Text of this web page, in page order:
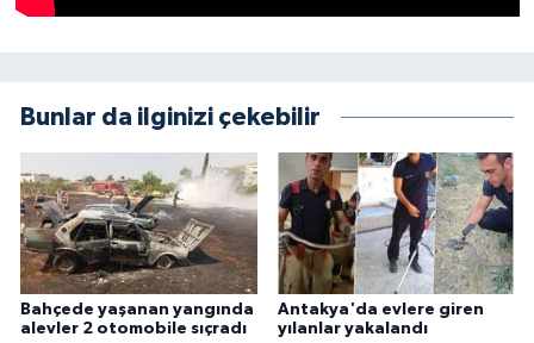
Bunlar da ilginizi çekebilir
Bahçede yaşanan yangında
alevler 2 otomobile sıçradı
Antakya'da evlere giren
yılanlar yakalandı